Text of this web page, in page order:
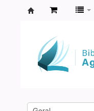
Agamenon
Magalhães